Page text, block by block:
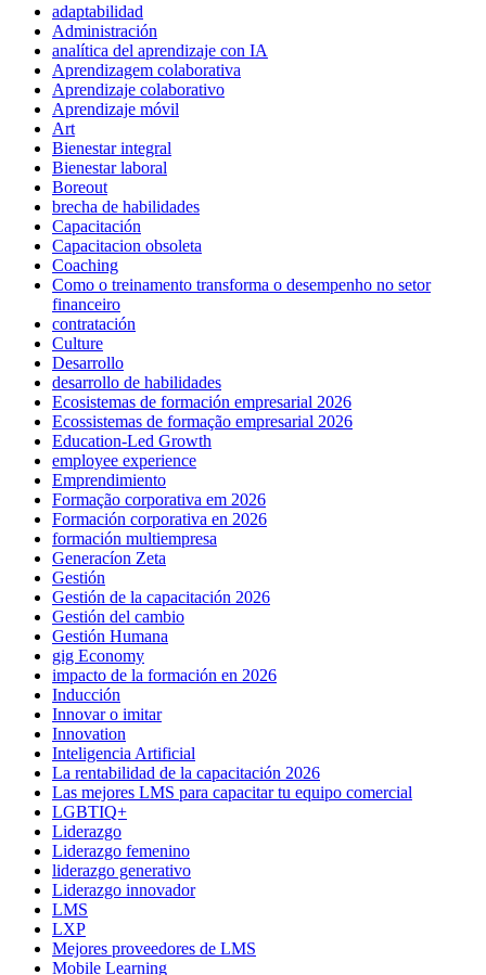
adaptabilidad
Administración
analítica del aprendizaje con IA
Aprendizagem colaborativa
Aprendizaje colaborativo
Aprendizaje móvil
Art
Bienestar integral
Bienestar laboral
Boreout
brecha de habilidades
Capacitación
Capacitacion obsoleta
Coaching
Como o treinamento transforma o desempenho no setor
financeiro
contratación
Culture
Desarrollo
desarrollo de habilidades
Ecosistemas de formación empresarial 2026
Ecossistemas de formação empresarial 2026
Education-Led Growth
employee experience
Emprendimiento
Formação corporativa em 2026
Formación corporativa en 2026
formación multiempresa
Generacíon Zeta
Gestión
Gestión de la capacitación 2026
Gestión del cambio
Gestión Humana
gig Economy
impacto de la formación en 2026
Inducción
Innovar o imitar
Innovation
Inteligencia Artificial
La rentabilidad de la capacitación 2026
Las mejores LMS para capacitar tu equipo comercial
LGBTIQ+
Liderazgo
Liderazgo femenino
liderazgo generativo
Liderazgo innovador
LMS
LXP
Mejores proveedores de LMS
Mobile Learning